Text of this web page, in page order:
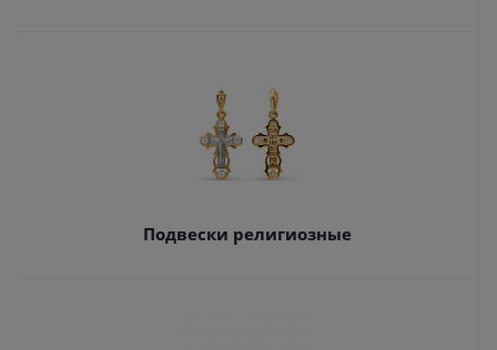
Подвески религиозные